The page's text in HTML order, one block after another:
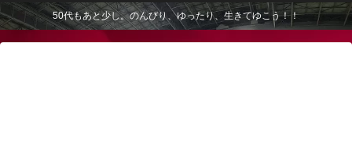
50代もあと少し。のんびり、ゆったり、生きてゆこう！！